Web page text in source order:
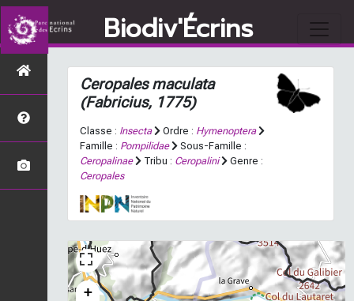
Biodiv'Écrins
Ceropales maculata
(Fabricius, 1775)
Classe : Insecta Ordre : Hymenoptera
Famille : Pompilidae
Sous-Famille :
Ceropalinae
Tribu : Ceropalini
Genre :
Ceropales
+